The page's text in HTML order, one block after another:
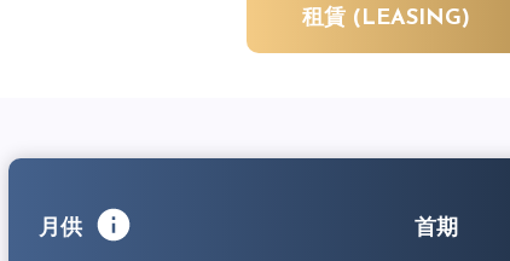
租賃 (LEASING)
月供 首期